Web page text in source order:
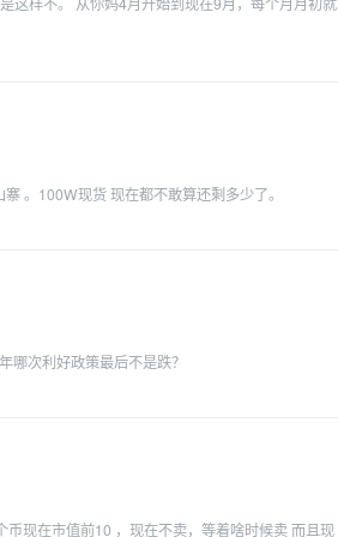
。100W现货 现在都不敢算还剩多少了。
哪次利好政策最后不是跌？
现在市值前10 ，现在不卖，等着啥时候卖 而且现